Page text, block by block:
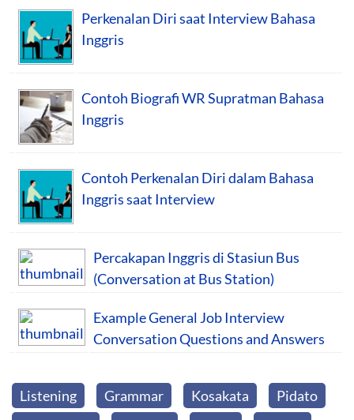
Perkenalan Diri saat Interview Bahasa
Inggris
Contoh Biografi WR Supratman Bahasa
Inggris
Contoh Perkenalan Diri dalam Bahasa
Inggris saat Interview
Percakapan Inggris di Stasiun Bus
(Conversation at Bus Station)
Example General Job Interview
Conversation Questions and Answers
Listening Grammar Kosakata
Pidato